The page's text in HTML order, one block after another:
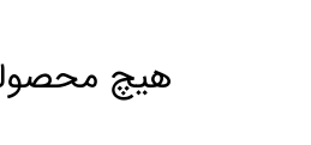
هیچ